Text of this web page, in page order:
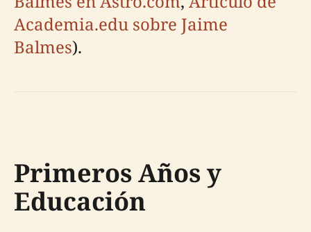
Academia.edu sobre Jaime
Balmes).
Primeros Años y
Educación